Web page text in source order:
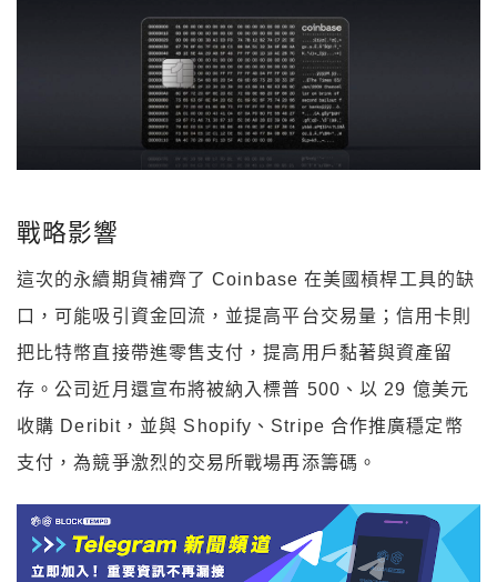
戰略影響
這次的永續期貨補齊了 Coinbase 在美國槓桿工具的缺
口，可能吸引資金回流，並提高平台交易量；信用卡則
把比特幣直接帶進零售支付，提高用戶黏著與資產留
存。公司近月還宣布將被納入標普 500、以 29 億美元
收購 Deribit，並與 Shopify、Stripe 合作推廣穩定幣
支付，為競爭激烈的交易所戰場再添籌碼。